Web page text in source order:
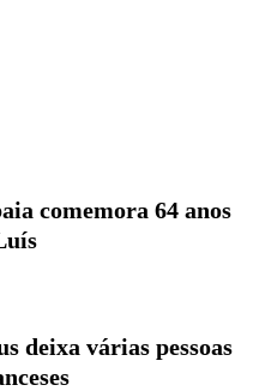
comemora 64 anos
deixa várias pessoas